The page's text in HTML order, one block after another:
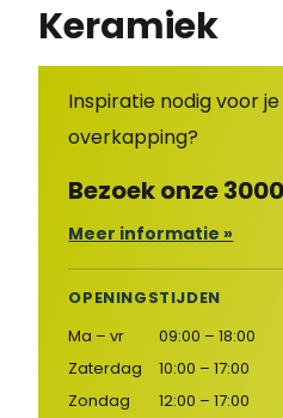
Garantie Algemene
Leveringsvoorwaarden
Zakelijk Werken bij De
Keramiek
Inspiratie nodig voor
overkapping?
Bezoek onze
Meer informatie »
OPENINGSTIJDEN
Ma – vr
09:00 – 18:00
Zaterdag
10:00 – 17:00
Zondag
12:00 – 17:00